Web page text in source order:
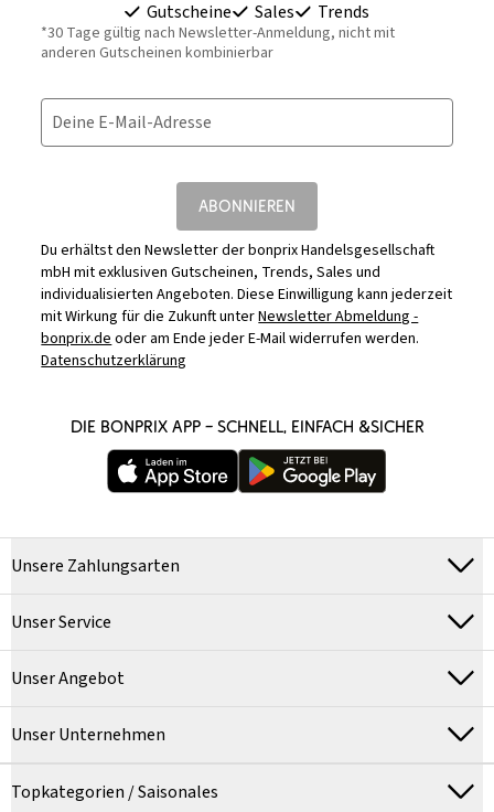
Gutscheine Sales Trends
*30 Tage gültig nach Newsletter-Anmeldung, nicht mit
anderen Gutscheinen kombinierbar
Deine E-Mail-Adresse
ABONNIEREN
Du erhältst den Newsletter der bonprix Handelsgesellschaft
mbH mit exklusiven Gutscheinen, Trends, Sales und
individualisierten Angeboten. Diese Einwilligung kann jederzeit
mit Wirkung für die Zukunft unterNewsletter Abmeldung -
bonprix.deoder am Ende jeder E-Mail widerrufen werden.
Datenschutzerklärung
DIE BONPRIX APP – SCHNELL, EINFACH &SICHER
Unsere Zahlungsarten
Unser Service
Unser Angebot
Unser Unternehmen
Topkategorien / Saisonales